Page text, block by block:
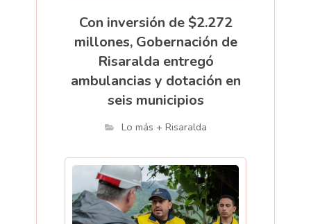
Con inversión de $2.272
millones, Gobernación de
Risaralda entregó
ambulancias y dotación en
seis municipios
Lo más + Risaralda